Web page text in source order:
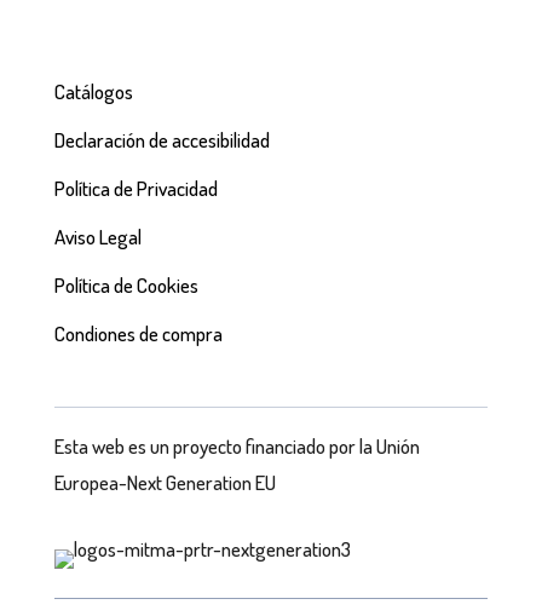
Catálogos
Declaración de accesibilidad
Política de Privacidad
Aviso Legal
Política de Cookies
Condiones de compra
Esta web es un proyecto financiado por la Unión
Europea-Next Generation EU